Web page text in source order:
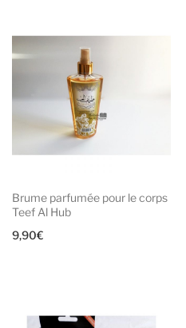
Brume parfumée pour le corps
Teef Al Hub
9,90€